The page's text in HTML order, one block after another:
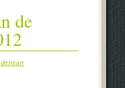
de
demian